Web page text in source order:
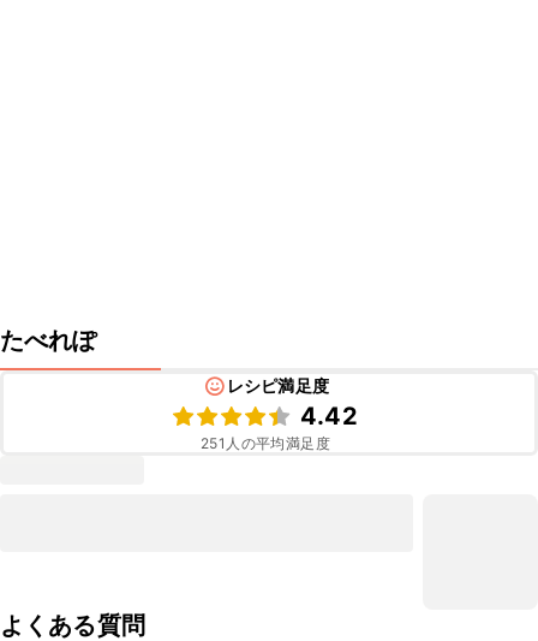
たべれぽ
レシピ満足度
4.42
251 人の平均満足度
よくある質問